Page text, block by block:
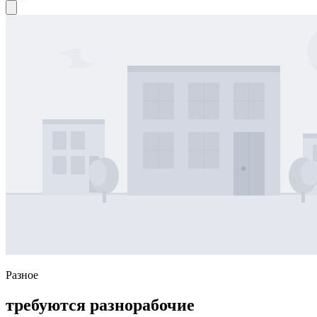
Разное
требуются разнорабочие